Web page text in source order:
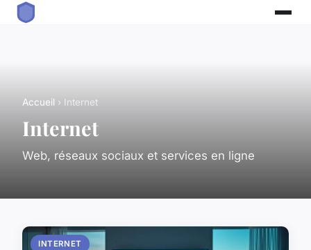
Accueil › Internet
Internet
Web, réseaux sociaux et services en ligne
INTERNET